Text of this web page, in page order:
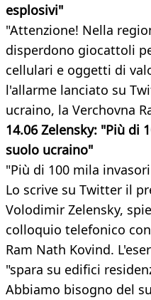
esplosivi"
"Attenzione! Nella
disperdono giocattoli
cellulari e oggetti di
l'allarme lanciato su
ucraino, la Verchovna
14.06 Zelensky: "Più di
suolo ucraino"
"Più di 100 mila
Lo scrive su Twitter il
Volodimir Zelensky,
colloquio telefonico
Ram Nath Kovind.
"spara su edifici
Abbiamo bisogno del